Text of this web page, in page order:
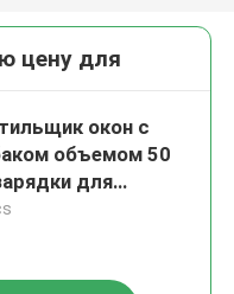
цену для
окон с
объемом 50
для
очистки